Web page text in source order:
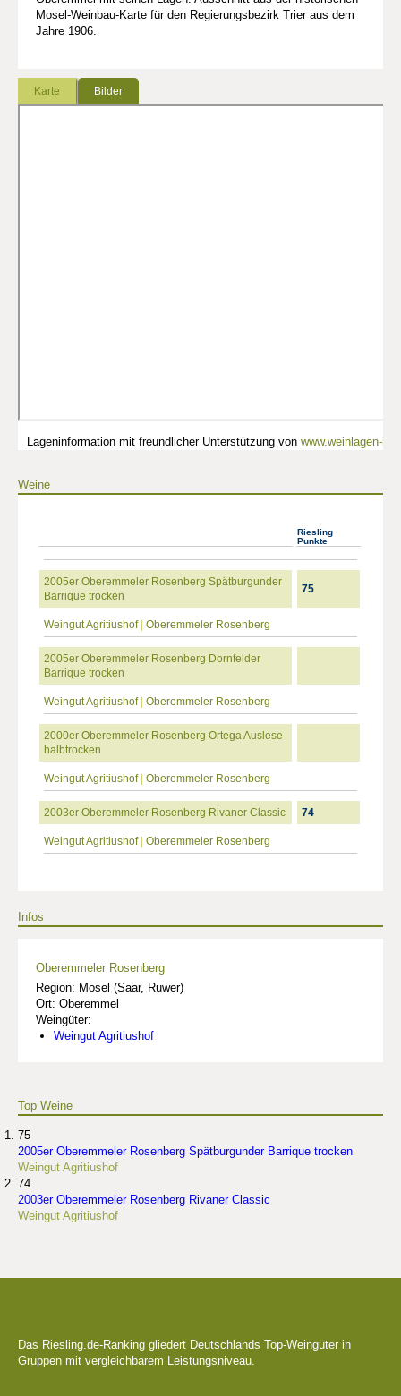
Mosel-Weinbau-Karte für den Regierungsbezirk Trier aus dem
Jahre 1906.
Karte Bilder
Lageninformation mit freundlicher Unterstützung von www.weinlagen-
Weine
Riesling
Punkte
2005er Oberemmeler Rosenberg Spätburgunder
Barrique trocken
75
Weingut Agritiushof| Oberemmeler Rosenberg
2005er Oberemmeler Rosenberg Dornfelder
Barrique trocken
Weingut Agritiushof| Oberemmeler Rosenberg
2000er Oberemmeler Rosenberg Ortega Auslese
halbtrocken
Weingut Agritiushof| Oberemmeler Rosenberg
2003er Oberemmeler Rosenberg Rivaner Classic 74
Weingut Agritiushof| Oberemmeler Rosenberg
Infos
Oberemmeler Rosenberg
Region: Mosel (Saar, Ruwer)
Ort: Oberemmel
Weingüter:
Weingut Agritiushof
Top Weine
75
2005er Oberemmeler Rosenberg Spätburgunder Barrique trocken
Weingut Agritiushof
74
2003er Oberemmeler Rosenberg Rivaner Classic
Weingut Agritiushof
Das Riesling.de-Ranking gliedert Deutschlands Top-Weingüter in
Gruppen mit vergleichbarem Leistungsniveau.